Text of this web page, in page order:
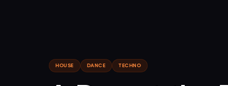
HOUSE DANCE TECHNO